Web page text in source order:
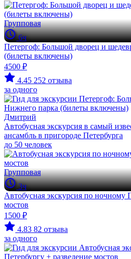
Групповая
6ч
Петергоф: Большой дворец и
(билеты включены)
4500 ₽
4.45 252 отзыва
за одного
Дмитрий
Автобусная экскурсия в самый
ансамбль в пригороде Петербурга
до 50 человек
Групповая
3ч
Автобусная экскурсия по ночному
мостов
1500 ₽
4.83 82 отзыва
за одного